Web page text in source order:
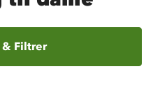
Filtrer